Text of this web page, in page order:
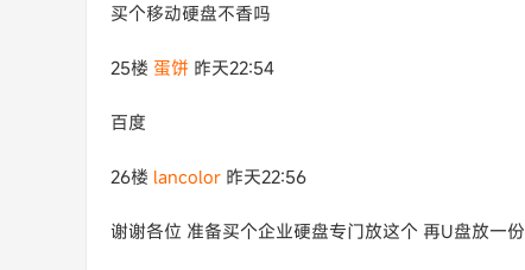
买个移动硬盘不香吗
25楼 蛋饼 昨天22:54
百度
26楼 lancolor 昨天22:56
谢谢各位 准备买个企业硬盘专门放这个 再U盘放一份